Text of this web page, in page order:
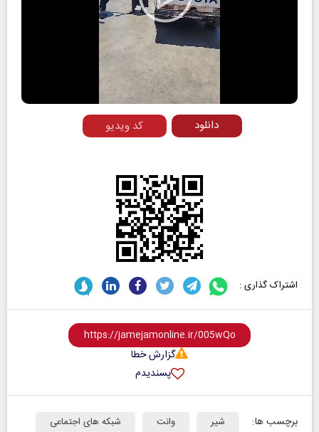
Play
Video
کد ویدیو دانلود
اشتراک گذاری :
گزارش خطا
پسندیدم
برچسب ها: شیر وانت شبکه های اجتماعی